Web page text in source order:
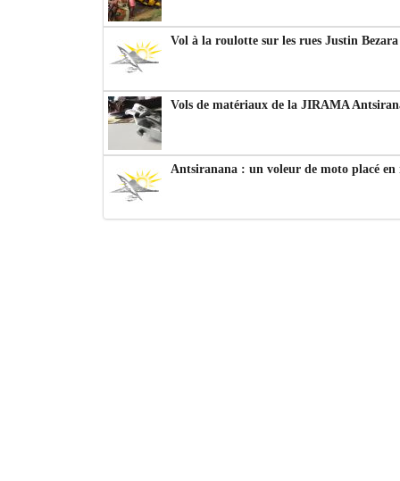
Vol à la roulotte sur les rues Justin
Vols de matériaux de la JIRAMA
Antsiranana : un voleur de moto placé en